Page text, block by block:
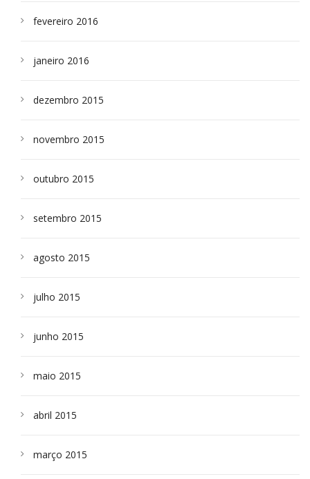
fevereiro 2016
janeiro 2016
dezembro 2015
novembro 2015
outubro 2015
setembro 2015
agosto 2015
julho 2015
junho 2015
maio 2015
abril 2015
março 2015